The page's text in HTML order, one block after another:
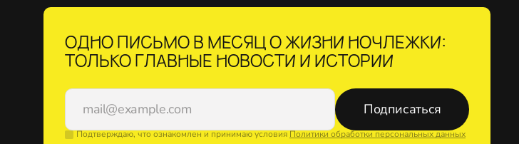
ОДНО ПИСЬМО В МЕСЯЦ О ЖИЗНИ НОЧЛЕЖКИ:
ТОЛЬКО ГЛАВНЫЕ НОВОСТИ И ИСТОРИИ
Подписаться
Подтверждаю, что ознакомлен и принимаю условияПолитики обработки персональных данных